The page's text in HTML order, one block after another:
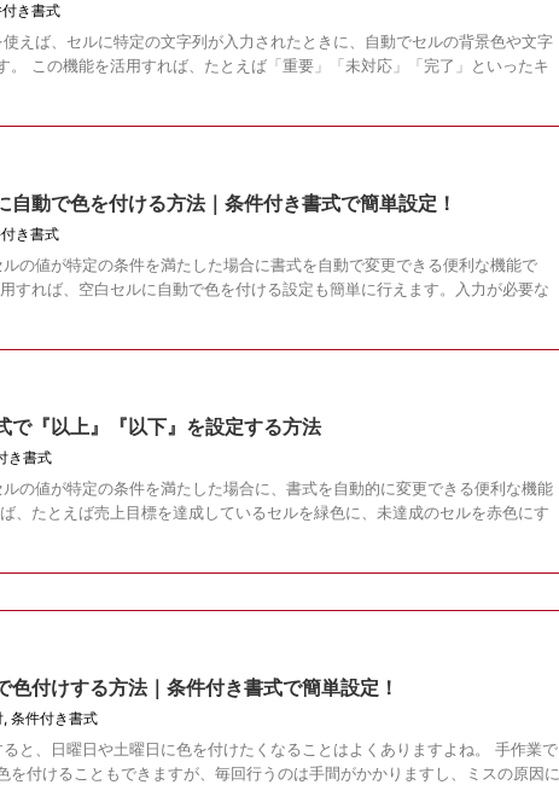
き書式
えば、セルに特定の文字列が入力されたときに、自動でセルの背景色や文字
。 この機能を活用すれば、たとえば「重要」「未対応」「完了」といったキ
自動で色を付ける方法｜条件付き書式で簡単設定！
き書式
の値が特定の条件を満たした場合に書式を自動で変更できる便利な機能で
すれば、空白セルに自動で色を付ける設定も簡単に行えます。入力が必要な
で『以上』『以下』を設定する方法
き書式
の値が特定の条件を満たした場合に、書式を自動的に変更できる便利な機能
、たとえば売上目標を達成しているセルを緑色に、未達成のセルを赤色にす
色付けする方法｜条件付き書式で簡単設定！
, 条件付き書式
と、日曜日や土曜日に色を付けたくなることはよくありますよね。 手作業で
を付けることもできますが、毎回行うのは手間がかかりますし、ミスの原因に